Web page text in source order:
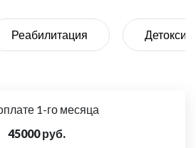
Реабилитация
1-го месяца
45000 руб.